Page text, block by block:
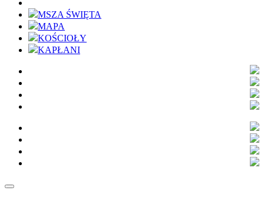
MSZA ŚWIĘTA
MAPA
KOŚCIOŁY
KAPŁANI